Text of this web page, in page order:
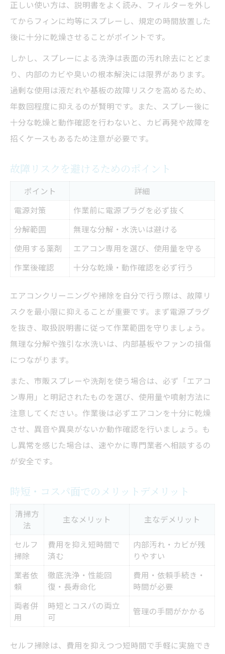
正しい使い方は、説明書をよく読み、フィルターを外し
てからフィンに均等にスプレーし、規定の時間放置した
後に十分に乾燥させることがポイントです。
しかし、スプレーによる洗浄は表面の汚れ除去にとどま
り、内部のカビや臭いの根本解決には限界があります。
過剰な使用は液だれや基板の故障リスクを高めるため、
年数回程度に抑えるのが賢明です。また、スプレー後に
十分な乾燥と動作確認を行わないと、カビ再発や故障を
招くケースもあるため注意が必要です。
故障リスクを避けるためのポイント
ポイント
詳細
電源対策
作業前に電源プラグを必ず抜く
分解範囲
無理な分解・水洗いは避ける
使用する薬剤
エアコン専用を選び、使用量を守る
作業後確認
十分な乾燥・動作確認を必ず行う
エアコンクリーニングや掃除を自分で行う際は、故障リ
スクを最小限に抑えることが重要です。まず電源プラグ
を抜き、取扱説明書に従って作業範囲を守りましょう。
無理な分解や強引な水洗いは、内部基板やファンの損傷
につながります。
また、市販スプレーや洗剤を使う場合は、必ず「エアコ
ン専用」と明記されたものを選び、使用量や噴射方法に
注意してください。作業後は必ずエアコンを十分に乾燥
させ、異音や異臭がないか動作確認を行いましょう。も
し異常を感じた場合は、速やかに専門業者へ相談するの
が安全です。
時短・コスパ面でのメリットデメリット
清掃方
法
主なメリット 主なデメリット
セルフ
掃除
費用を抑え短時間で
済む
内部汚れ・カビが残
りやすい
業者依
頼
徹底洗浄・性能回
復・長寿命化
費用・依頼手続き・
時間が必要
両者併
用
時短とコスパの両立
可
管理の手間がかかる
セルフ掃除は、費用を抑えつつ短時間で手軽に実施でき